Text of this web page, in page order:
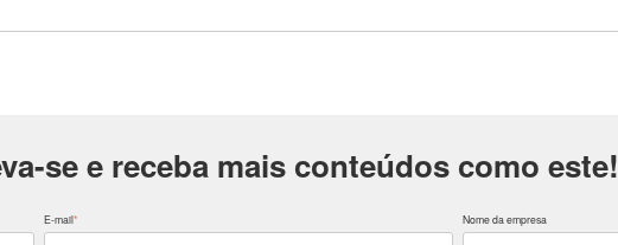
se e receba mais conteúdos como este!
E-mail* Nome da empresa